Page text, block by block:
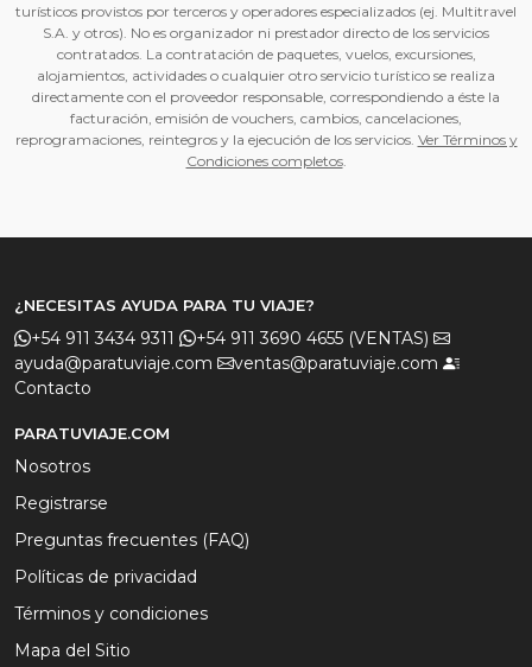
turísticos provistos por terceros y operadores especializados (ej. Multitravel
S.A. y otros). No es organizador ni prestador directo de los servicios
contratados. La contratación de paquetes, vuelos, excursiones,
alojamientos, actividades o cualquier otro servicio turístico se realiza
directamente con el proveedor responsable, correspondiendo a éste la
facturación, emisión de vouchers, cambios, cancelaciones,
reprogramaciones, reintegros y la ejecución de los servicios. Ver Términos y
Condiciones completos.
¿NECESITAS AYUDA PARA TU VIAJE?
+54 911 3434 9311
+54 911 3690 4655 (VENTAS)
ayuda@paratuviaje.com
ventas@paratuviaje.com
Contacto
PARATUVIAJE.COM
Nosotros
Registrarse
Preguntas frecuentes (FAQ)
Políticas de privacidad
Términos y condiciones
Mapa del Sitio